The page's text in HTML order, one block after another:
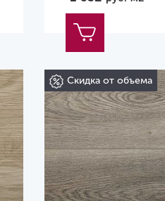
Скидка от объема